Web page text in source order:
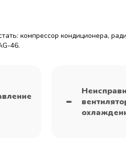
компрессор кондиционера,
46.